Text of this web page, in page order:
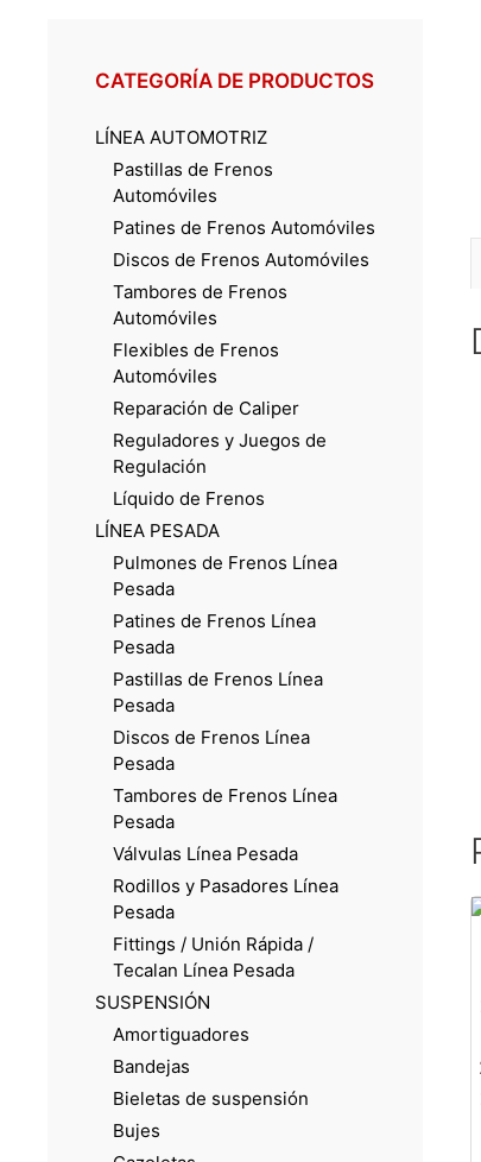
CATEGORÍA DE PRODUCTOS
LÍNEA AUTOMOTRIZ
Pastillas de Frenos
Automóviles
Patines de Frenos Automóviles
Discos de Frenos Automóviles
Tambores de Frenos
Automóviles
Flexibles de Frenos
Automóviles
Reparación de Caliper
Reguladores y Juegos de
Regulación
Líquido de Frenos
LÍNEA PESADA
Pulmones de Frenos Línea
Pesada
Patines de Frenos Línea
Pesada
Pastillas de Frenos Línea
Pesada
Discos de Frenos Línea
Pesada
Tambores de Frenos Línea
Pesada
Válvulas Línea Pesada
Rodillos y Pasadores Línea
Pesada
Fittings / Unión Rápida /
Tecalan Línea Pesada
SUSPENSIÓN
Amortiguadores
Bandejas
Bieletas de suspensión
Bujes